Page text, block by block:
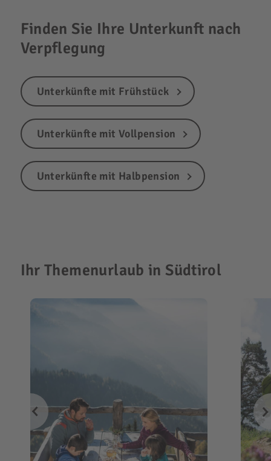
Finden Sie Ihre Unterkunft nach
Verpflegung
Unterkünfte mit Frühstück
Unterkünfte mit Vollpension
Unterkünfte mit Halbpension
Ihr Themenurlaub in Südtirol